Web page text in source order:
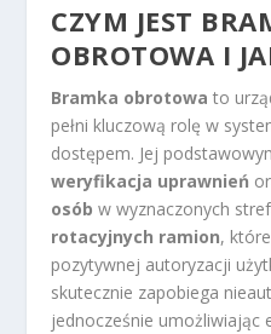
CZYM JEST
OBROTOWA I
Bramka obrotowa to
pełni kluczową rolę w
dostępem. Jej
weryfikacja uprawnień
osób w wyznaczonych
rotacyjnych ramion,
pozytywnej autoryzacji
skutecznie zapobiega
jednocześnie umożliwiając